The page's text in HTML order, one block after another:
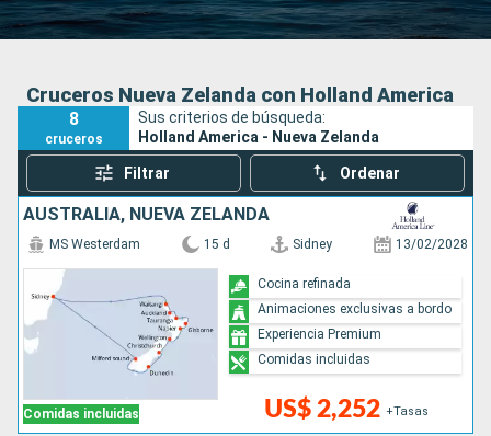
Fecha de salida
Buscar
Cruceros Nueva Zelanda con Holland America
8
cruceros
Sus criterios de búsqueda:
Holland America - Nueva Zelanda
Filtrar Ordenar
AUSTRALIA, NUEVA ZELANDA
Comidas incluidas
MS Westerdam 15 d Sidney 13/02/2028
US$ 2,252 +Tasas
Cocina refinada
Animaciones exclusivas a bordo
Experiencia Premium
Comidas incluidas